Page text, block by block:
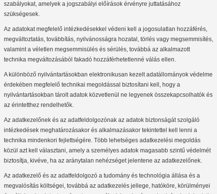
szabályokat, amelyek a jogszabályi előírások érvényre juttatásához
szükségesek.
Az adatokat megfelelő intézkedésekkel védeni kell a jogosulatlan hozzáférés,
megváltoztatás, továbbítás, nyilvánosságra hozatal, törlés vagy megsemmisítés,
valamint a véletlen megsemmisülés és sérülés, továbbá az alkalmazott
technika megváltozásából fakadó hozzáférhetetlenné válás ellen.
A különböző nyilvántartásokban elektronikusan kezelt adatállományok védelme
érdekében megfelelő technikai megoldással biztosítani kell, hogy a
nyilvántartásokban tárolt adatok közvetlenül ne legyenek összekapcsolhatók és
az érintetthez rendelhetők.
Az adatkezelőnek és az adatfeldolgozónak az adatok biztonságát szolgáló
intézkedések meghatározásakor és alkalmazásakor tekintettel kell lenni a
technika mindenkori fejlettségére. Több lehetséges adatkezelési megoldás
közül azt kell választani, amely a személyes adatok magasabb szintű védelmét
biztosítja, kivéve, ha az aránytalan nehézséget jelentene az adatkezelőnek.
Az adatkezelő és az adatfeldolgozó a tudomány és technológia állása és a
megvalósítás költségei, továbbá az adatkezelés jellege, hatóköre, körülményei